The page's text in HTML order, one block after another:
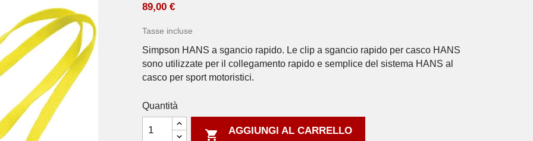
89,00 €
Tasse incluse
Simpson HANS a sgancio rapido. Le clip a sgancio rapido per casco HANS
sono utilizzate per il collegamento rapido e semplice del sistema HANS al
casco per sport motoristici.
Quantità
 AGGIUNGI AL CARRELLO